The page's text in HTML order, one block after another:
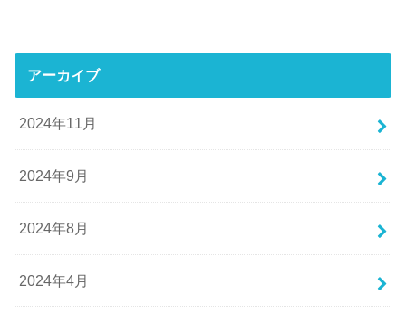
アーカイブ
2024年11月
2024年9月
2024年8月
2024年4月